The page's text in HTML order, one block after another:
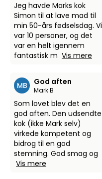
Jeg havde Marks kok
Simon til at lave mad til
min 50-års fødselsdag. Vi
var 10 personer, og det
var en helt igennem
fantastisk m Vis mere
MB God aften
Mark B
Som lovet blev det en
god aften. Den udsendte
kok (ikke Mark selv)
virkede kompetent og
bidrog til en god
stemning. God smag og
Vis mere